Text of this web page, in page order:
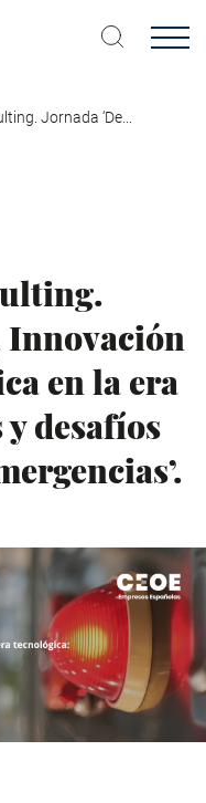
Jornada ‘De...
Innovación
en la era
desafíos